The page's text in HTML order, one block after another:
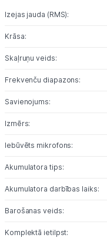
Sports un
Blogs
Tehnikas
Izejas jauda (RMS):
Krāsa:
Skaļruņu veids:
Frekvenču diapazons:
Savienojums:
Izmērs:
Iebūvēts mikrofons:
Akumulatora tips:
Akumulatora darbības laiks:
Barošanas veids:
Komplektā ietilpst: